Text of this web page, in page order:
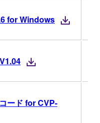
for Windows
ード for CVP-